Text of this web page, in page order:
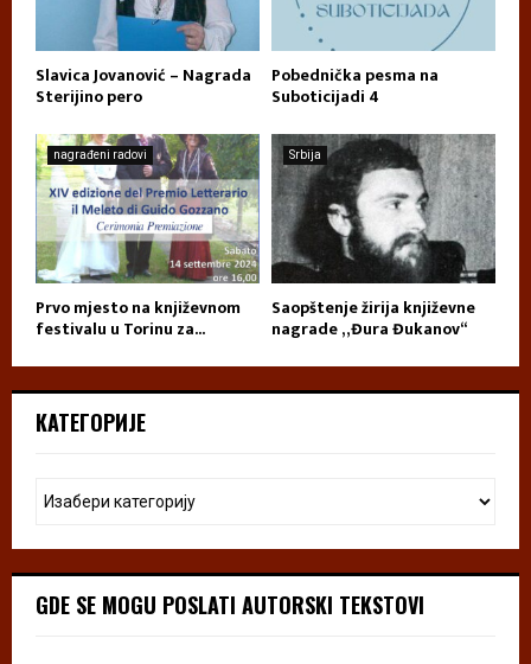
Slavica Jovanović – Nagrada
Sterijino pero
Pobednička pesma na
Suboticijadi 4
nagrađeni radovi
Prvo mjesto na književnom
festivalu u Torinu za...
Srbija
Saopštenje žirija književne
nagrade „Đura Đukanov“
КАТЕГОРИЈЕ
GDE SE MOGU POSLATI AUTORSKI TEKSTOVI